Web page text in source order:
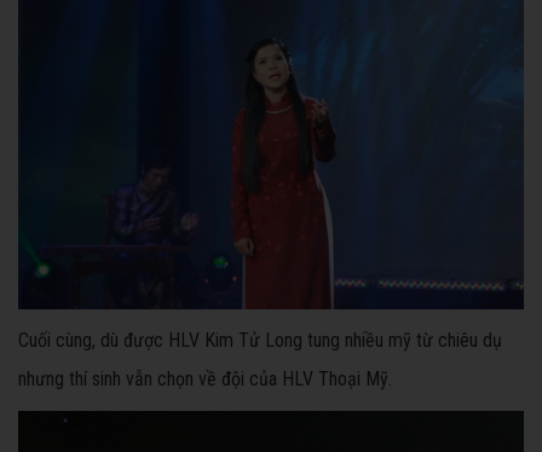
Cuối cùng, dù được HLV Kim Tử Long tung nhiều mỹ từ chiêu dụ
nhưng thí sinh vẫn chọn về đội của HLV Thoại Mỹ.